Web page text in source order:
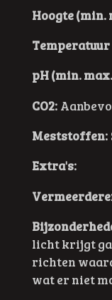
Hoogte (min.
Temperatuur
pH (min.
CO2:
Meststoffen:
Extra's:
licht krijgt
richten
wat er niet